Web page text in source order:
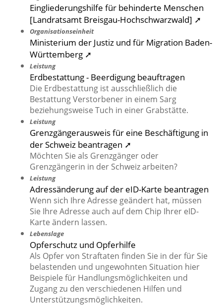
Eingliederungshilfe für behinderte Menschen
[Landratsamt Breisgau-Hochschwarzwald] ➚
Organisationseinheit
Ministerium der Justiz und für Migration Baden-
Württemberg ➚
Leistung
Erdbestattung - Beerdigung beauftragen
Die Erdbestattung ist ausschließlich die
Bestattung Verstorbener in einem Sarg
beziehungsweise Tuch in einer Grabstätte.
Leistung
Grenzgängerausweis für eine Beschäftigung in
der Schweiz beantragen ➚
Möchten Sie als Grenzgänger oder
Grenzgängerin in der Schweiz arbeiten?
Leistung
Adressänderung auf der eID-Karte beantragen
Wenn sich Ihre Adresse geändert hat, müssen
Sie Ihre Adresse auch auf dem Chip Ihrer eID-
Karte ändern lassen.
Lebenslage
Opferschutz und Opferhilfe
Als Opfer von Straftaten finden Sie in der für Sie
belastenden und ungewohnten Situation hier
Beispiele für Handlungsmöglichkeiten und
Zugang zu den verschiedenen Hilfen und
Unterstützungsmöglichkeiten.